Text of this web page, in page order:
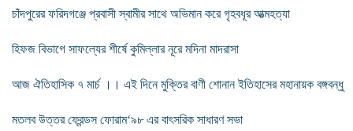
চাঁদপুরের ফরিদগঞ্জে প্রবাসী স্বামীর সাথে অভিমান করে গৃহবধূর আত্মহত্যা
হিফজ বিভাগে সাফল্যের শীর্ষে কুমিল্লার নূরে মদিনা মাদরাসা
আজ ঐতিহাসিক ৭ মার্চ ।। এই দিনে মুক্তির বাণী শোনান ইতিহাসের মহানায়ক বঙ্গবন্ধু
মতলব উত্তর ফ্রেন্ডস ফোরাম‘৯৮ এর বাৎসরিক সাধারণ সভা